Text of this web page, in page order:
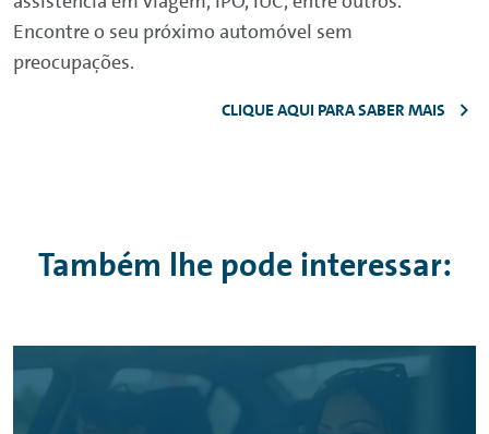
Encontre o seu próximo automóvel sem
preocupações.
CLIQUE AQUI PARA SABER MAIS
Também lhe pode interessar: